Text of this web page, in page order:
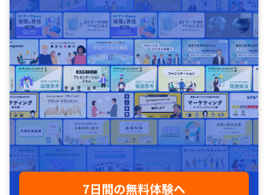
7日間の無料体験へ